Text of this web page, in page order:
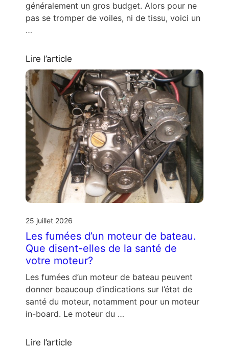
généralement un gros budget. Alors pour ne
pas se tromper de voiles, ni de tissu, voici un
…
Lire l’article
25 juillet 2026
Les fumées d’un moteur de bateau.
Que disent-elles de la santé de
votre moteur?
Les fumées d’un moteur de bateau peuvent
donner beaucoup d’indications sur l’état de
santé du moteur, notamment pour un moteur
in-board. Le moteur du …
Lire l’article